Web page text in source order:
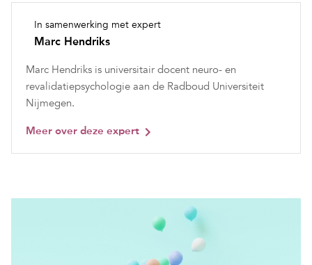
In samenwerking met expert
Marc Hendriks
Marc Hendriks is universitair docent neuro- en
revalidatiepsychologie aan de Radboud Universiteit
Nijmegen.
Meer over deze expert